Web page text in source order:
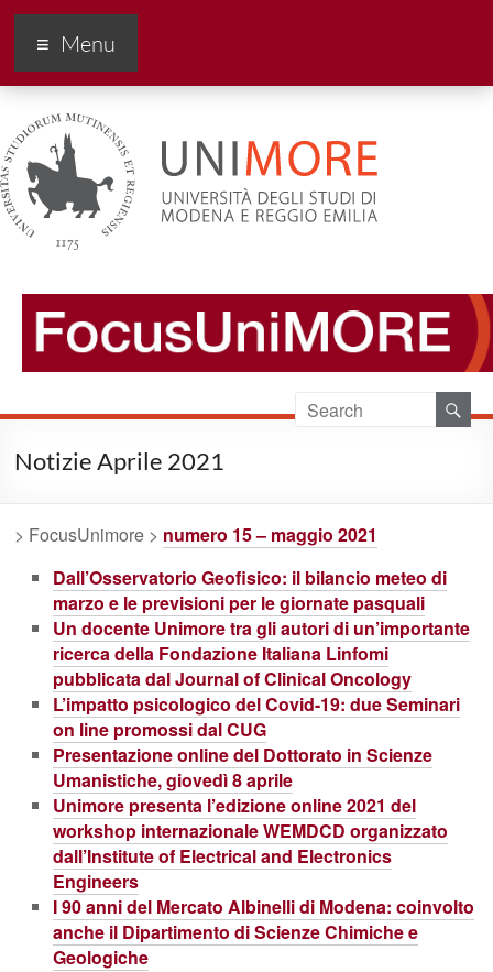
FocusUnimore
Menu
Notizie Aprile 2021
> FocusUnimore > numero 15 – maggio 2021
Dall’Osservatorio Geofisico: il bilancio meteo di
marzo e le previsioni per le giornate pasquali
Un docente Unimore tra gli autori di un’importante
ricerca della Fondazione Italiana Linfomi
pubblicata dal Journal of Clinical Oncology
L’impatto psicologico del Covid-19: due Seminari
on line promossi dal CUG
Presentazione online del Dottorato in Scienze
Umanistiche, giovedì 8 aprile
Unimore presenta l’edizione online 2021 del
workshop internazionale WEMDCD organizzato
dall’Institute of Electrical and Electronics
Engineers
I 90 anni del Mercato Albinelli di Modena: coinvolto
anche il Dipartimento di Scienze Chimiche e
Geologiche